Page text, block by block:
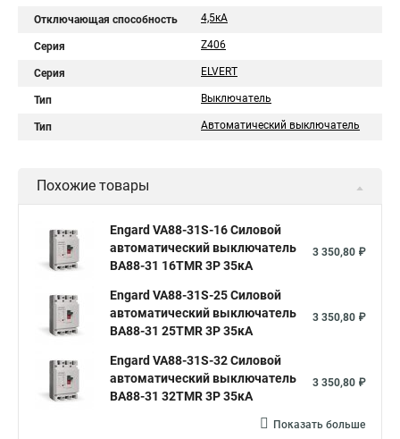
Отключающая способность 4,5кA
Серия Z406
Серия ELVERT
Тип Выключатель
Тип Автоматический выключатель
Похожие товары
Engard VA88-31S-16 Силовой
автоматический выключатель
ВА88-31 16TMR 3P 35кА
3 350,80 ₽
Engard VA88-31S-25 Силовой
автоматический выключатель
ВА88-31 25TMR 3P 35кА
3 350,80 ₽
Engard VA88-31S-32 Силовой
автоматический выключатель
ВА88-31 32TMR 3P 35кА
3 350,80 ₽
Показать больше